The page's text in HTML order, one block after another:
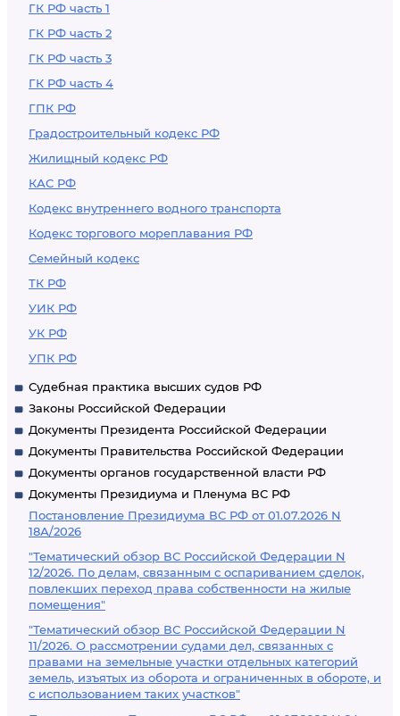
ГК РФ часть 1
ГК РФ часть 2
ГК РФ часть 3
ГК РФ часть 4
ГПК РФ
Градостроительный кодекс РФ
Жилищный кодекс РФ
КАС РФ
Кодекс внутреннего водного транспорта
Кодекс торгового мореплавания РФ
Семейный кодекс
ТК РФ
УИК РФ
УК РФ
УПК РФ
Судебная практика высших судов РФ
Законы Российской Федерации
Документы Президента Российской Федерации
Документы Правительства Российской Федерации
Документы органов государственной власти РФ
Документы Президиума и Пленума ВС РФ
Постановление Президиума ВС РФ от 01.07.2026 N
18А/2026
"Тематический обзор ВС Российской Федерации N
12/2026. По делам, связанным с оспариванием сделок,
повлекших переход права собственности на жилые
помещения"
"Тематический обзор ВС Российской Федерации N
11/2026. О рассмотрении судами дел, связанных с
правами на земельные участки отдельных категорий
земель, изъятых из оборота и ограниченных в обороте, и
с использованием таких участков"